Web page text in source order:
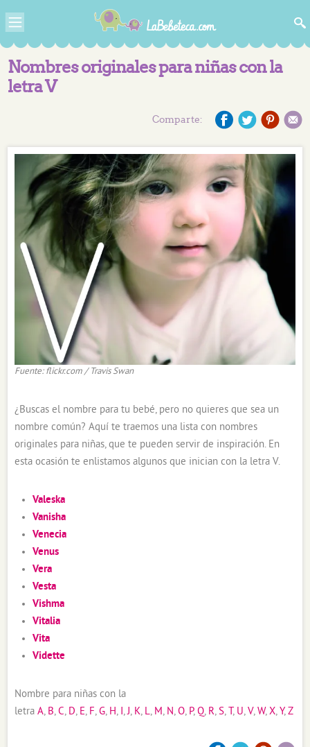
Nombres originales para niñas con la
letra V
Comparte:
Fuente: flickr.com / Travis Swan
¿Buscas el nombre para tu bebé, pero no quieres que sea un
nombre común? Aquí te traemos una lista con nombres
originales para niñas, que te pueden servir de inspiración. En
esta ocasión te enlistamos algunos que inician con la letra V.
Valeska
Vanisha
Venecia
Venus
Vera
Vesta
Vishma
Vitalia
Vita
Vidette
Nombre para niñas con la
letraA, B,C, D, E, F,G, H, I,J, K, L, M, N,O, P,Q, R,S, T, U,V,W,X,Y,Z